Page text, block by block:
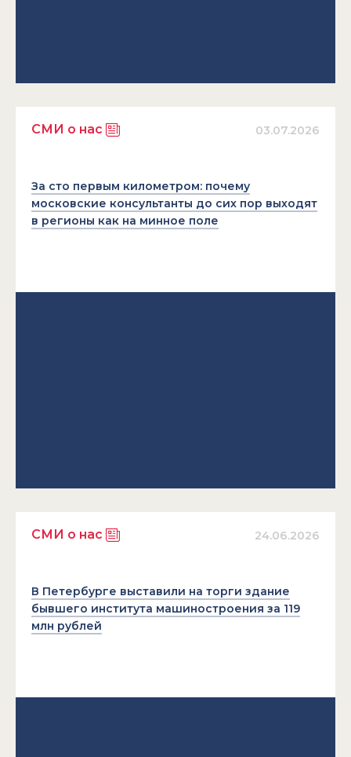
СМИ о нас 03.07.2026
За сто первым километром: почему
московские консультанты до сих пор выходят
в регионы как на минное поле
СМИ о нас 24.06.2026
В Петербурге выставили на торги здание
бывшего института машиностроения за 119
млн рублей